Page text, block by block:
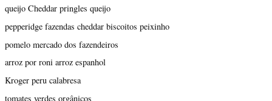
queijo Cheddar pringles queijo
pepperidge fazendas cheddar biscoitos peixinho
pomelo mercado dos fazendeiros
arroz por roni arroz espanhol
Kroger peru calabresa
tomates verdes orgânicos